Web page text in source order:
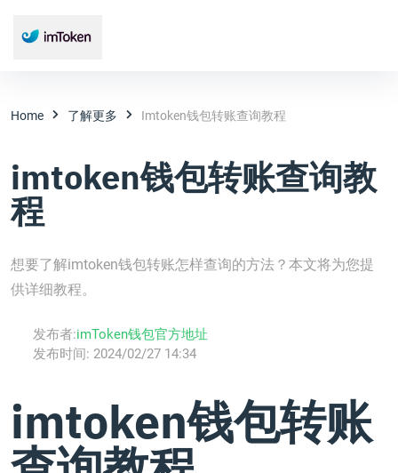
Home 了解更多 Imtoken钱包转账查询教程
imtoken钱包转账查询教
程
想要了解imtoken钱包转账怎样查询的方法？本文将为您提
供详细教程。
发布者:imToken钱包官方地址
发布时间: 2024/02/27 14:34
imtoken钱包转账